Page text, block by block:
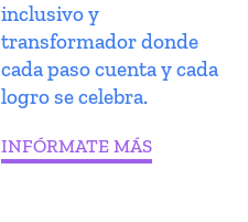
inclusivo y
transformador donde
cada paso cuenta y cada
logro se celebra.
INFÓRMATE MÁS